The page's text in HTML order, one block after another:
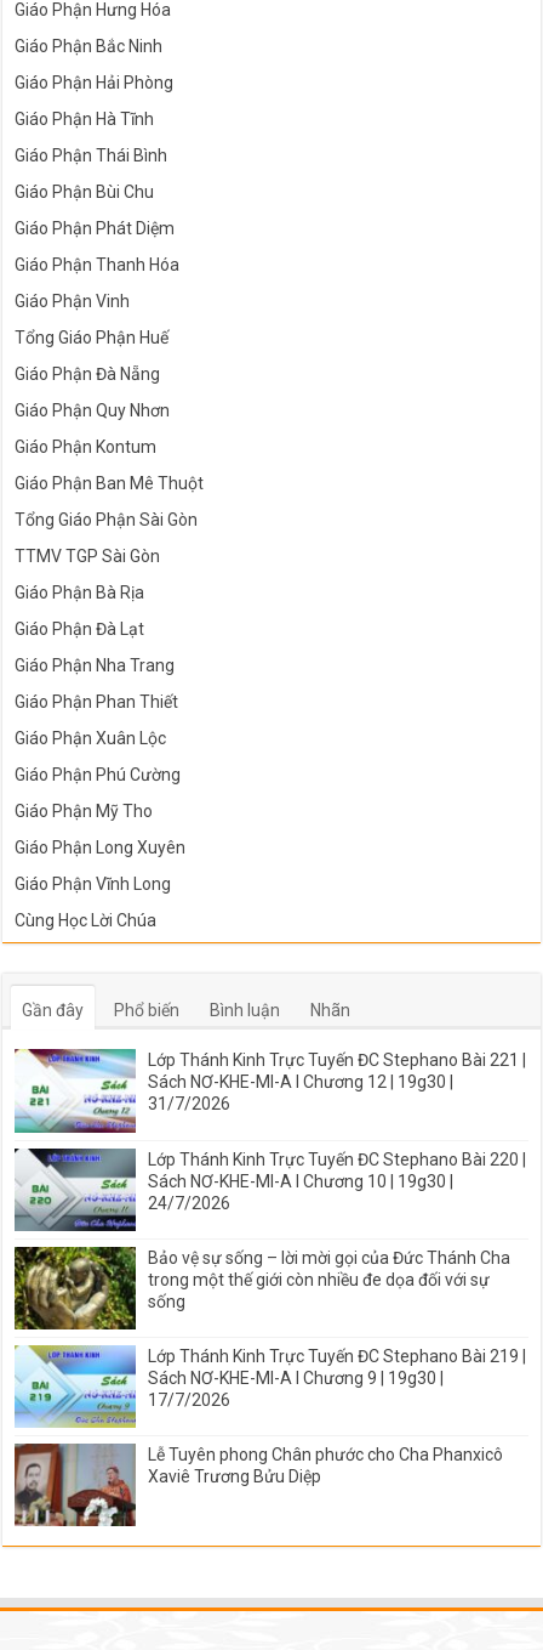
Giáo Phận Hưng Hóa
Giáo Phận Bắc Ninh
Giáo Phận Hải Phòng
Giáo Phận Hà Tĩnh
Giáo Phận Thái Bình
Giáo Phận Bùi Chu
Giáo Phận Phát Diệm
Giáo Phận Thanh Hóa
Giáo Phận Vinh
Tổng Giáo Phận Huế
Giáo Phận Đà Nẵng
Giáo Phận Quy Nhơn
Giáo Phận Kontum
Giáo Phận Ban Mê Thuột
Tổng Giáo Phận Sài Gòn
TTMV TGP Sài Gòn
Giáo Phận Bà Rịa
Giáo Phận Đà Lạt
Giáo Phận Nha Trang
Giáo Phận Phan Thiết
Giáo Phận Xuân Lộc
Giáo Phận Phú Cường
Giáo Phận Mỹ Tho
Giáo Phận Long Xuyên
Giáo Phận Vĩnh Long
Cùng Học Lời Chúa
Gần đây Phổ biến Bình luận Nhãn
Lớp Thánh Kinh Trực Tuyến ĐC Stephano Bài 221 |
Sách NƠ-KHE-MI-A I Chương 12 | 19g30 |
31/7/2026
Lớp Thánh Kinh Trực Tuyến ĐC Stephano Bài 220 |
Sách NƠ-KHE-MI-A I Chương 10 | 19g30 |
24/7/2026
Bảo vệ sự sống – lời mời gọi của Đức Thánh Cha
trong một thế giới còn nhiều đe dọa đối với sự
sống
Lớp Thánh Kinh Trực Tuyến ĐC Stephano Bài 219 |
Sách NƠ-KHE-MI-A I Chương 9 | 19g30 |
17/7/2026
Lễ Tuyên phong Chân phước cho Cha Phanxicô
Xaviê Trương Bửu Diệp